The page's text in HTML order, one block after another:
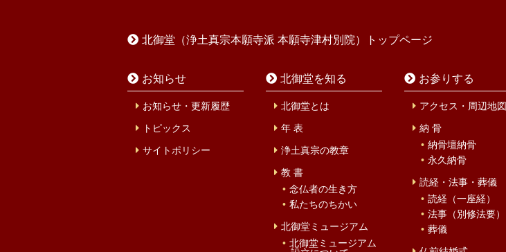
北御堂（浄土真宗本願寺派 本願寺津村別院）トップページ
お知らせ
お知らせ・更新履歴
トピックス
サイトポリシー
北御堂を知る
北御堂とは
年 表
浄土真宗の教章
教 書
念仏者の生き方
私たちのちかい
北御堂ミュージアム
北御堂ミュージアム
お参りする
アクセス・周辺地図
納 骨
納骨壇納骨
永久納骨
読経・法事・葬儀
読経（一座経）
法事（別修法要）
葬儀